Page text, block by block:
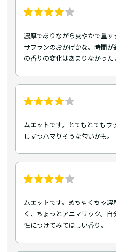
濃厚でありながら爽やかで重
サフランのおかげかな。時間
の香りの変化はあまりなかった
ムエットです。とてもとてもウ
しずつハマりそうな匂いかも。
ムエットです。めちゃくちゃ
く、ちょっとアニマリック。
性につけてみてほしい香り。